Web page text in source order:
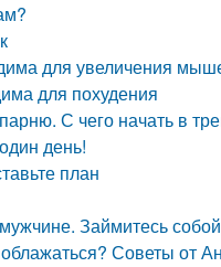
для увеличения
для похудения
С чего начать в
день!
план
Займитесь собой
Советы от